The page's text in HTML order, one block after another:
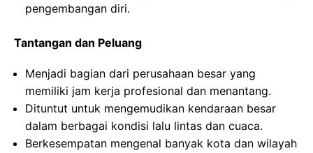
pengembangan diri.
Tantangan dan Peluang
Menjadi bagian dari perusahaan besar yang
memiliki jam kerja profesional dan menantang.
Dituntut untuk mengemudikan kendaraan besar
dalam berbagai kondisi lalu lintas dan cuaca.
Berkesempatan mengenal banyak kota dan wilayah